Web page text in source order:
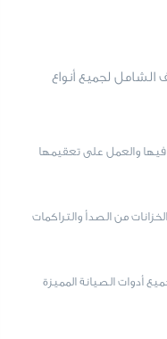
الشامل لجميع أنواع
فيها والعمل على تعقيمها
من الصدأ والتراكمات
أدوات الصيانة المميزة